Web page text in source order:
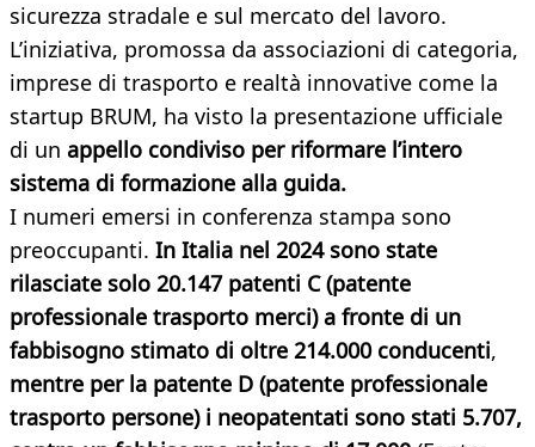
sicurezza stradale e sul mercato del lavoro.
L’iniziativa, promossa da associazioni di categoria,
imprese di trasporto e realtà innovative come la
startup BRUM, ha visto la presentazione ufficiale
di un appello condiviso per riformare l’intero
sistema di formazione alla guida.
I numeri emersi in conferenza stampa sono
preoccupanti. In Italia nel 2024 sono state
rilasciate solo 20.147 patenti C (patente
professionale trasporto merci) a fronte di un
fabbisogno stimato di oltre 214.000 conducenti,
mentre per la patente D (patente professionale
trasporto persone) i neopatentati sono stati 5.707,